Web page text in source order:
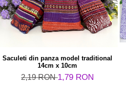
Saculeti din panza model traditional
14cm x 10cm
2,19 RON1,79 RON